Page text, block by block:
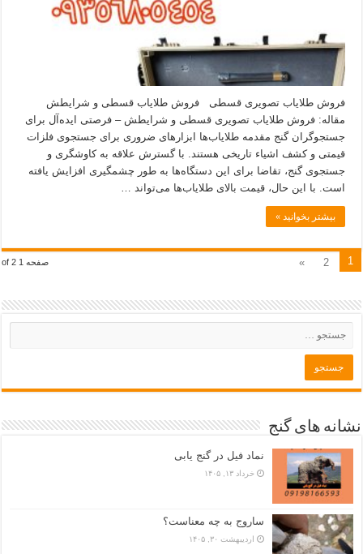
فروش طلایاب تصویری قسطی فروش طلایاب قسطی و شرایطش
مقاله: فروش طلایاب تصویری قسطی و شرایطش – فرصتی ایده‌آل برای
جستجوگران گنج مقدمه طلایاب‌ها ابزارهای ضروری برای جستجوی فلزات
قیمتی و کشف اشیاء تاریخی هستند. با گسترش علاقه به کاوشگری و
جستجوی گنج، تقاضا برای این دستگاه‌ها به طور چشمگیری افزایش یافته
است. با این حال، قیمت بالای طلایاب‌ها می‌تواند …
بیشتر بخوانید »
صفحه 1 of 2 1
2
»
نشانه های گنج
نماد فیل در گنج یابی
خرداد ۱۳, ۱۴۰۵
ساروج به چه معناست؟
اردیبهشت ۳۰, ۱۴۰۵